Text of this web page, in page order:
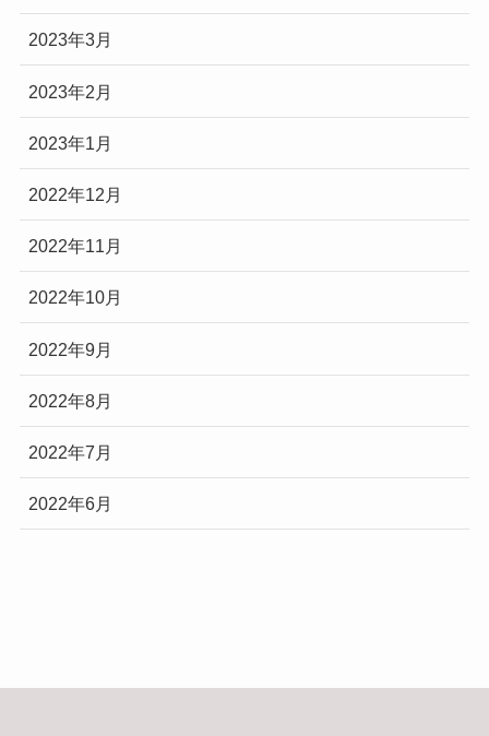
2023年3月
2023年2月
2023年1月
2022年12月
2022年11月
2022年10月
2022年9月
2022年8月
2022年7月
2022年6月